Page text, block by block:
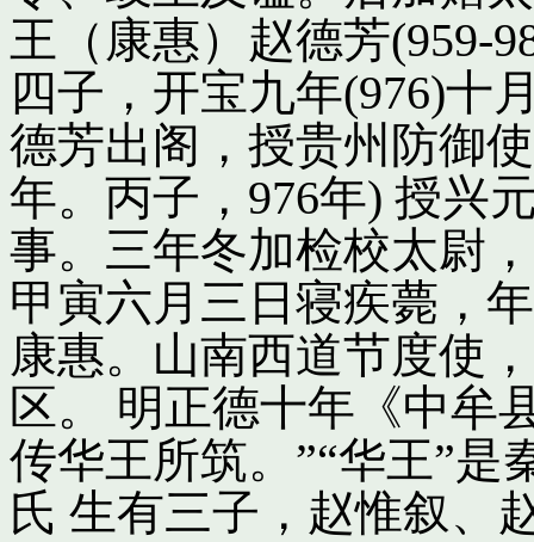
王（康惠）赵德芳(959-
四子，开宝九年(976)十
德芳出阁，授贵州防御
年。丙子，976年) 授兴
事。三年冬加检校太尉
甲寅六月三日寝疾薨，
康惠。山南西道节度使
区。 明正德十年《中牟
传华王所筑。”“华王”是
氏 生有三子，赵惟叙、